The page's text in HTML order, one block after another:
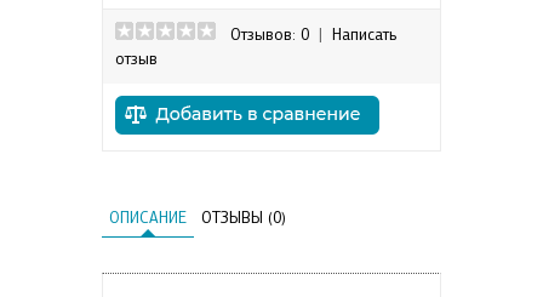
Отзывов: 0
Написать
отзыв
ОПИСАНИЕ ОТЗЫВЫ (0)